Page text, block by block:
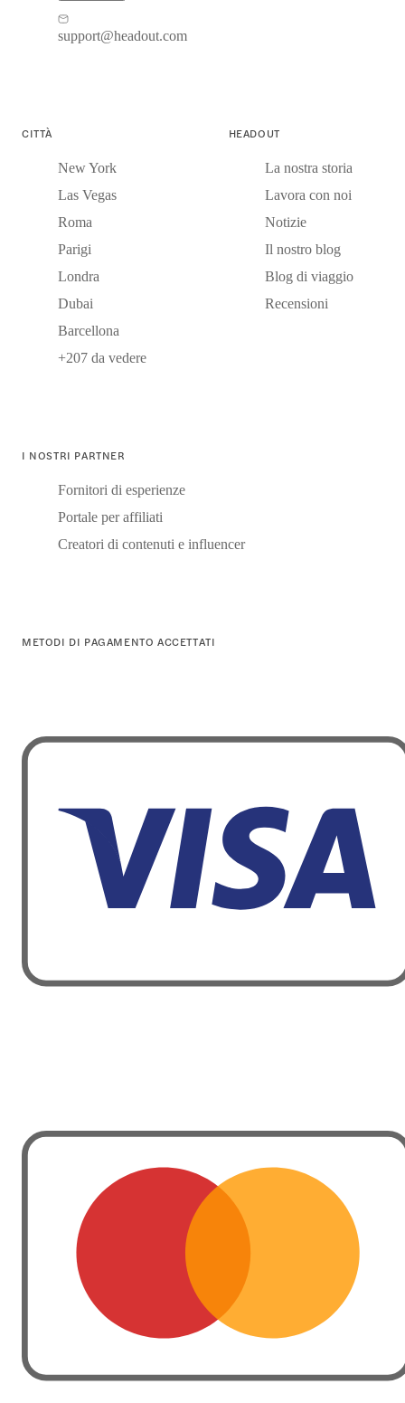
support@headout.com
CITTÀ
New York
Las Vegas
Roma
Parigi
Londra
Dubai
Barcellona
+207 da vedere
HEADOUT
La nostra storia
Lavora con noi
Notizie
Il nostro blog
Blog di viaggio
Recensioni
I NOSTRI PARTNER
Fornitori di esperienze
Portale per affiliati
Creatori di contenuti e influencer
METODI DI PAGAMENTO ACCETTATI